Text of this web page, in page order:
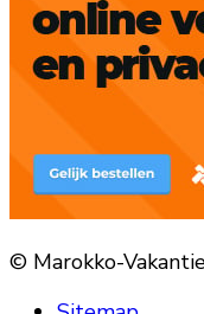
© Marokko-